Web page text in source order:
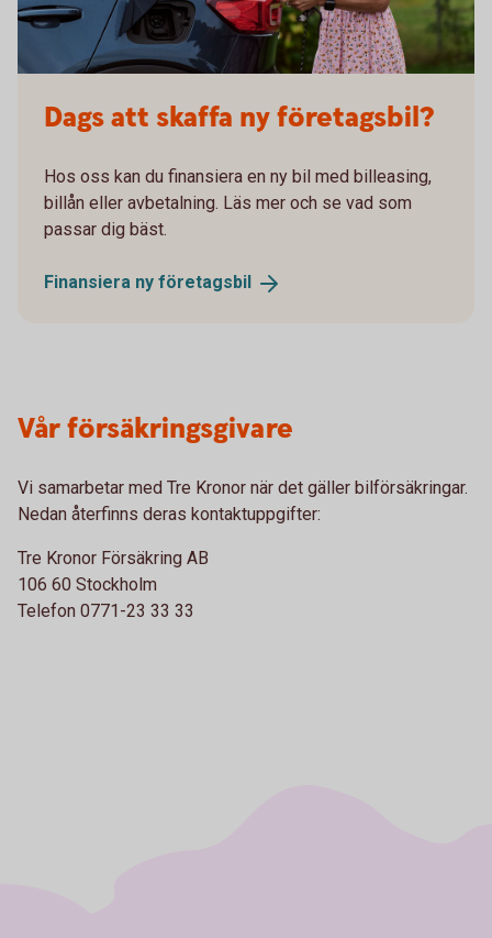
Dags att skaffa ny företagsbil?
Hos oss kan du finansiera en ny bil med billeasing,
billån eller avbetalning. Läs mer och se vad som
passar dig bäst.
Finansiera ny företagsbil
Vår försäkringsgivare
Vi samarbetar med Tre Kronor när det gäller bilförsäkringar.
Nedan återfinns deras kontaktuppgifter:
Tre Kronor Försäkring AB
106 60 Stockholm
Telefon 0771-23 33 33